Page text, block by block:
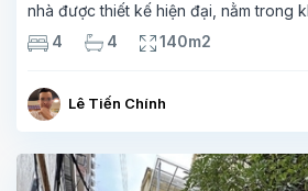
nhà được thiết kế hiện đại, nằm trong
đường Tây Hồ, gần Hồ Tây, Ngôi nhà
tích sử
4 4 140m2
Lê Tiến Chính